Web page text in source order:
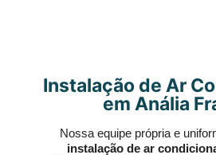
Instalação de Ar
em Anália
Nossa equipe própria e
instalação de ar